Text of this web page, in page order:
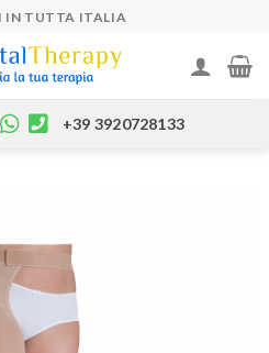
IN TUTTA ITALIA
+39 3920728133